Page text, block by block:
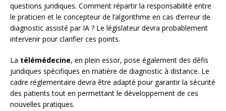
questions juridiques. Comment répartir la responsabilité entre
le praticien et le concepteur de l’algorithme en cas d’erreur de
diagnostic assisté par IA ? Le législateur devra probablement
intervenir pour clarifier ces points.
La télémédecine, en plein essor, pose également des défis
juridiques spécifiques en matière de diagnostic à distance. Le
cadre réglementaire devra être adapté pour garantir la sécurité
des patients tout en permettant le développement de ces
nouvelles pratiques.